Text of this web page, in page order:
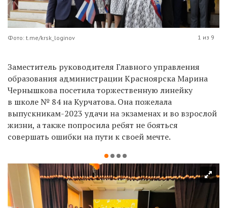
Фото: t.me/krsk_loginov 1 из 9
Заместитель руководителя Главного управления
образования администрации Красноярска Марина
Чернышкова посетила торжественную линейку
в школе № 84 на Курчатова. Она пожелала
выпускникам-2023 удачи на экзаменах и во взрослой
жизни, а также попросила ребят не бояться
совершать ошибки на пути к своей мечте.